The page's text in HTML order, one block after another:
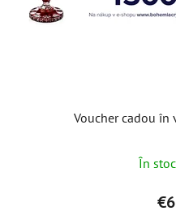
Voucher cadou în
În stoc